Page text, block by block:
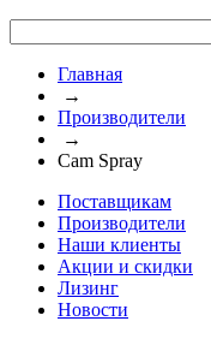
Главная
→
Производители
→
Cam Spray
Поставщикам
Производители
Наши клиенты
Акции и скидки
Лизинг
Новости